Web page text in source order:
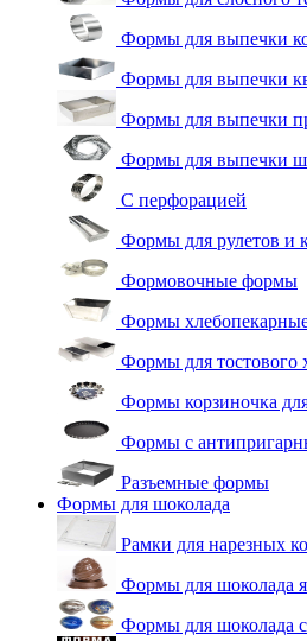
Формы для выпечки
Формы для выпечки
Формы для выпечки
Формы для выпечки
С перфорацией
Формы для рулетов и
Формовочные формы
Формы
Формы для тостового
Формы корзиночка
Формы с
Разъемные формы
Формы для шоколада
Рамки для нарезных
Формы для шоколада
Формы для шоколада